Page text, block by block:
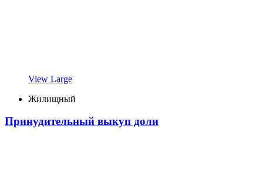
View Large
Жилищный
Принудительный выкуп доли